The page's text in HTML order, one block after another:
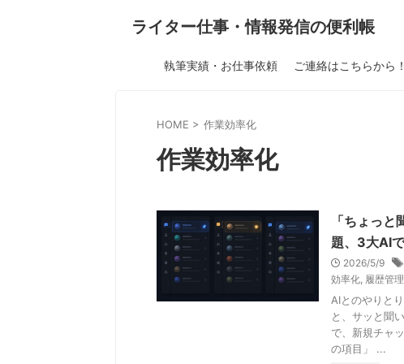
ライター仕事・情報発信の便利帳
執筆実績・お仕事依頼 ご連絡はこちらから！
HOME > 作業効率化
作業効率化
「ちょっ
題、3大AI
2026/5/9
効率化, 履歴管理
AIとのやりと
と、サッと聞
で、新規チャ
の項目」 ...